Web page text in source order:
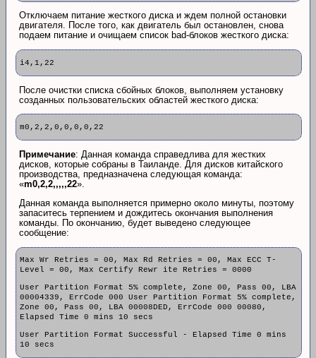
Отключаем питание жесткого диска и ждем полной остановки
двигателя. После того, как двигатель был остановлен, снова
подаем питание и очищаем список bad-блоков жесткого диска:
i4,1,22
После очистки списка сбойных блоков, выполняем установку
созданных пользовательских областей жесткого диска:
m0,2,2,0,0,0,0,22
Примечание: Данная команда справедлива для жестких
дисков, которые собраны в Таиланде. Для дисков китайского
производства, предназначена следующая команда:
«m0,2,2,,,,,22».
Данная команда выполняется примерно около минуты, поэтому
запаситесь терпением и дождитесь окончания выполнения
команды. По окончанию, будет выведено следующее
сообщение:
Max Wr Retries = 00, Max Rd Retries = 00, Max ECC T-
Level = 00, Max Certify Rewr ite Retries = 0000
User Partition Format 5% complete, Zone 00, Pass 00, LBA
00004339, ErrCode 000 User Partition Format 5% complete,
Zone 00, Pass 00, LBA 00008DED, ErrCode 000 00080,
Elapsed Time 0 mins 10 secs
User Partition Format Successful - Elapsed Time 0 mins
10 secs